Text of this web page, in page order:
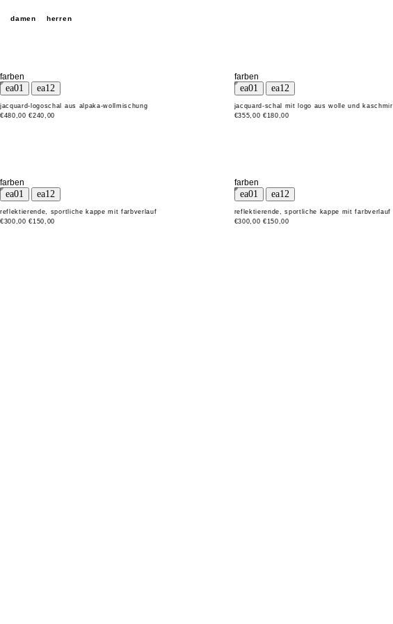
damen herren
farben
jacquard-logoschal aus alpaka-wollmischung
€480,00 €240,00
farben
jacquard-schal mit logo aus wolle und kaschmir
€355,00 €180,00
farben
reflektierende, sportliche kappe mit farbverlauf
€300,00 €150,00
farben
reflektierende, sportliche kappe mit farbverlauf
€300,00 €150,00